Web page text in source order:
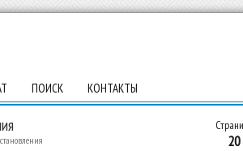
ПОИСК КОНТАКТЫ
20